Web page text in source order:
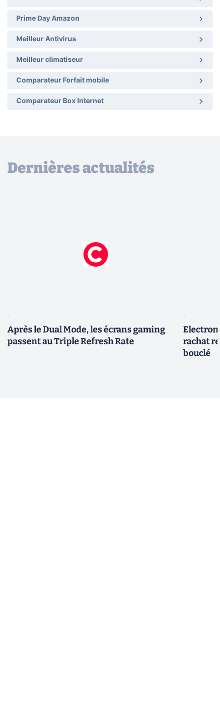
Prime Day Amazon
Meilleur Antivirus
Meilleur climatiseur
Comparateur Forfait mobile
Comparateur Box Internet
Dernières actualités
Après le Dual Mode, les écrans gaming
passent au Triple Refresh Rate
rachat
bouclé